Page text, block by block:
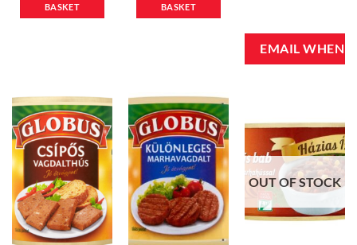
BASKET
BASKET
OUT OF STOCK